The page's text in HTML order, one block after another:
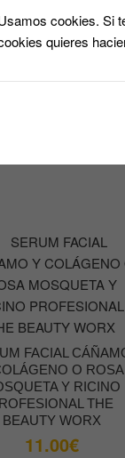
con Ácido
marino
8.80€
FACIAL
O ROSA
Y RICINO
THE
BEAUTY WORX
11.00€
cookies. Si
quieres